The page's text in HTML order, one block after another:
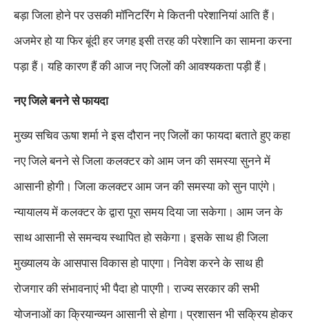
बड़ा जिला होने पर उसकी मॉनिटरिंग मे कितनी परेशानियां आति हैं।
अजमेर हो या फिर बूंदी हर जगह इसी तरह की परेशानि का सामना करना
पड़ा हैं। यहि कारण हैं की आज नए जिलों की आवश्यकता पड़ी हैं।
नए जिले बनने से फायदा
मुख्य सचिव ऊषा शर्मा ने इस दौरान नए जिलों का फायदा बताते हुए कहा
नए जिले बनने से जिला कलक्टर को आम जन की समस्या सुनने में
आसानी होगी। जिला कलक्टर आम जन की समस्या को सुन पाएंगे।
न्यायालय में कलक्टर के द्वारा पूरा समय दिया जा सकेगा। आम जन के
साथ आसानी से समन्वय स्थापित हो सकेगा। इसके साथ ही जिला
मुख्यालय के आसपास विकास हो पाएगा। निवेश करने के साथ ही
रोजगार की संभावनाएं भी पैदा हो पाएगी। राज्य सरकार की सभी
योजनाओं का क्रियान्व्यन आसानी से होगा। प्रशासन भी सक्रिय होकर